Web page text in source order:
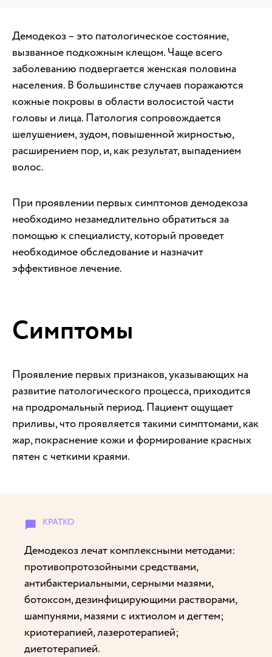
Демодекоз – это патологическое состояние,
вызванное подкожным клещом. Чаще всего
заболеванию подвергается женская половина
населения. В большинстве случаев поражаются
кожные покровы в области волосистой части
головы и лица. Патология сопровождается
шелушением, зудом, повышенной жирностью,
расширением пор, и, как результат, выпадением
волос.
При проявлении первых симптомов демодекоза
необходимо незамедлительно обратиться за
помощью к специалисту, который проведет
необходимое обследование и назначит
эффективное лечение.
Симптомы
Проявление первых признаков, указывающих на
развитие патологического процесса, приходится
на продромальный период. Пациент ощущает
приливы, что проявляется такими симптомами, как
жар, покраснение кожи и формирование красных
пятен с четкими краями.
Демодекоз лечат комплексными методами:
противопротозойными средствами,
антибактериальными, серными мазями,
ботоксом, дезинфицирующими растворами,
шампунями, мазями с ихтиолом и дегтем;
криотерапией, лазеротерапией;
диетотерапией.